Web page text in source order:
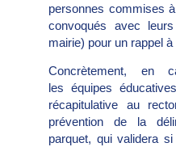
personnes commises
convoqués avec
mairie) pour un rappel à
Concrètement, en
les équipes
récapitulative au
prévention de la
parquet, qui validera